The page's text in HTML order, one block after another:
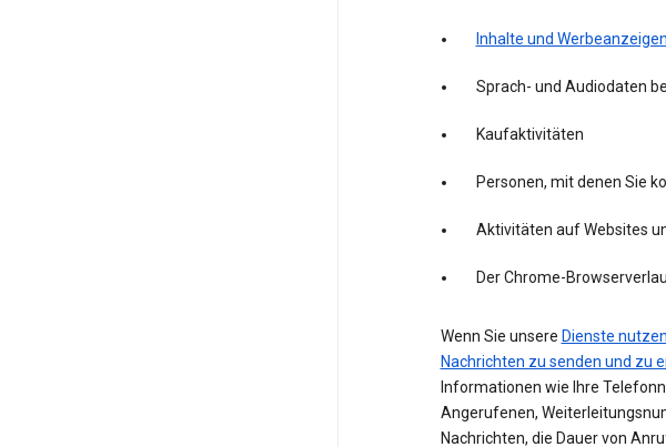
Inhalte und
Sprach- und Audiodaten
Kaufaktivitäten
Personen, mit denen Sie
Aktivitäten auf Websites
Der Chrome-
Wenn Sie unsere Dienste
Nachrichten zu senden und zu
Informationen wie Ihre
Angerufenen,
Nachrichten, die Dauer von